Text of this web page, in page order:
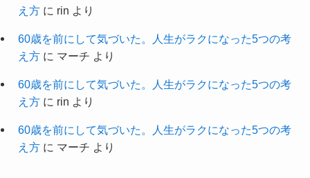
え方に rin より
60歳を前にして気づいた。人生がラクになった5つの考
え方に マーチ より
60歳を前にして気づいた。人生がラクになった5つの考
え方に rin より
60歳を前にして気づいた。人生がラクになった5つの考
え方に マーチ より